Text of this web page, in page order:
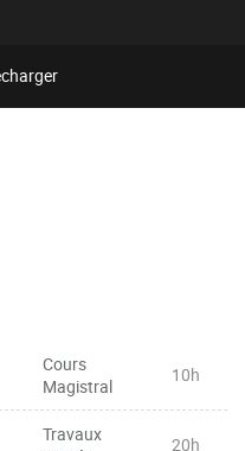
Cours
Magistral
10h
Travaux
20h